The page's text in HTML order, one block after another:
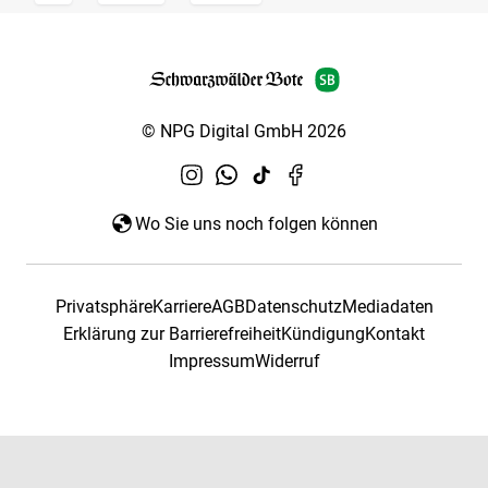
© NPG Digital GmbH 2026
Wo Sie uns noch folgen können
PrivatsphäreKarriereAGBDatenschutzMediadaten
Erklärung zur BarrierefreiheitKündigungKontakt
ImpressumWiderruf